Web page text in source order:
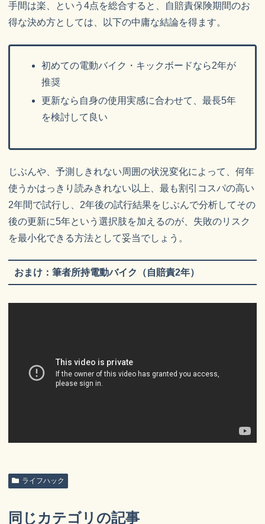
手間は楽、という4点を総合すると、自賠責保険期間のお
得な決め方としては、以下の中庸な結論を得ます。
初めての電動バイク・キックボードなら2年が
推奨
更新なら自身の使用実感に合わせて、最長5年
を検討して良い
じぶんや、予測しきれない周囲の状況変化によって、何年
使うかはっきり読みきれない以上、最も割引コスパの高い
2年間で試行し、2年後の試行結果をじぶんで分析してその
後の更新に5年という選択肢を加えるのが、失敗のリスク
を最小化できる方法として妥当でしょう。
おまけ：筆者所持電動バイク（自賠責2年）
ライフハック
同じカテゴリの記事